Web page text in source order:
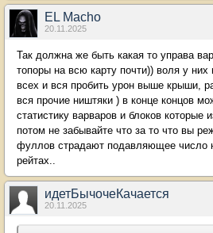
EL Macho
20.11.2025
Так должна же быть какая то управа
топоры на всю карту почти)) воля у них
всех и вся пробить урон выше крыши,
вся прочие ништяки ) в конце концов
статистику варваров и блоков
потом не забывайте что за то что вы
фуллов страдают подавляющее число
рейтах..
идетБычочеКачается
20.11.2025